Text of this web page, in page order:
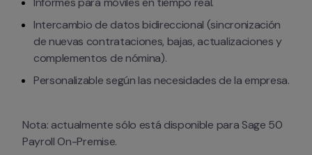
Intercambio de datos bidireccional (sincronización
de nuevas contrataciones, bajas, actualizaciones y
complementos de nómina).
Personalizable según las necesidades de la empresa.
Nota: actualmente sólo está disponible para Sage 50
Payroll On-Premise.